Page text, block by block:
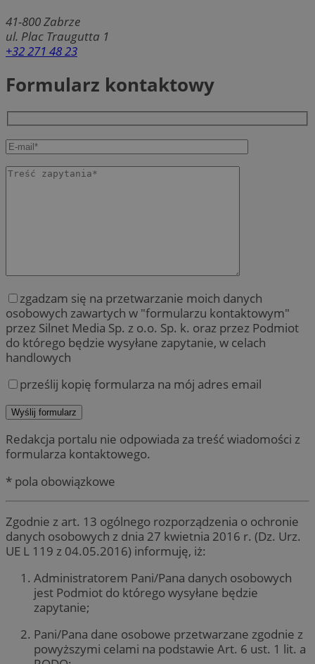
41-800Zabrze
ul. Plac Traugutta 1
+32 271 48 23
Formularz kontaktowy
zgadzam się na przetwarzanie moich danych
osobowych zawartych w "formularzu kontaktowym"
przez Silnet Media Sp. z o.o. Sp. k. oraz przez Podmiot
do którego będzie wysyłane zapytanie, w celach
handlowych
prześlij kopię formularza na mój adres email
Redakcja portalu nie odpowiada za treść wiadomości z
formularza kontaktowego.
* pola obowiązkowe
Zgodnie z art. 13 ogólnego rozporządzenia o ochronie
danych osobowych z dnia 27 kwietnia 2016 r. (Dz. Urz.
UE L 119 z 04.05.2016) informuję, iż:
Administratorem Pani/Pana danych osobowych
jest Podmiot do którego wysyłane będzie
zapytanie;
Pani/Pana dane osobowe przetwarzane zgodnie z
powyższymi celami na podstawie Art. 6 ust. 1 lit. a